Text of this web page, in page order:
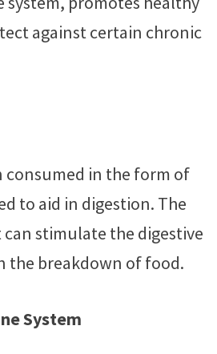
against certain chronic
consumed in the form of
to aid in digestion. The
stimulate the digestive
the breakdown of food.
System